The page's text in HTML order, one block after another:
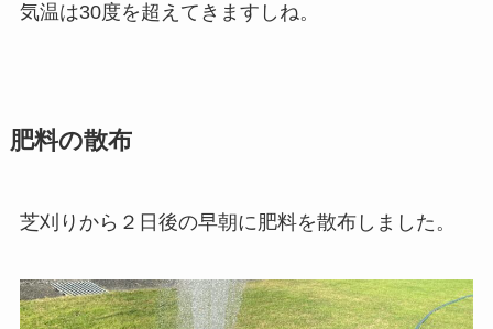
気温は30度を超えてきますしね。
肥料の散布
芝刈りから２日後の早朝に肥料を散布しました。